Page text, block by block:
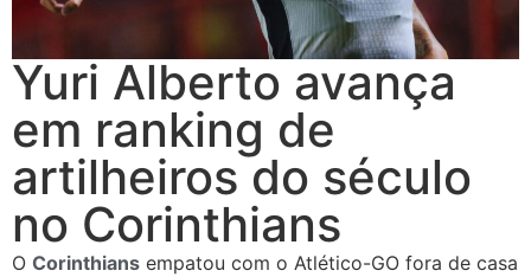
Yuri Alberto avança
em ranking de
artilheiros do século
no Corinthians
O Corinthians empatou com o Atlético-GO fora de casa